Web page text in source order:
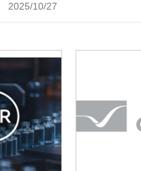
2025/10/27